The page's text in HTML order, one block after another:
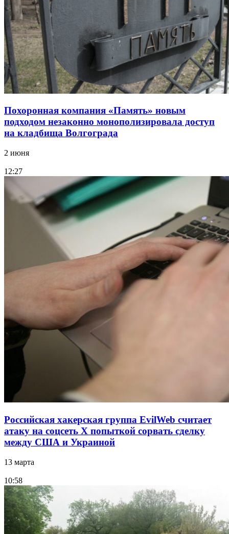
Похоронная компания «Память» новым
подходом незаконно монополизировала доступ
на кладбища Волгограда
2 июня
12:27
Российская хакерская группа EvilWeb считает
атаку на соцсеть Х попыткой сорвать сделку
между США и Украиной
13 марта
10:58